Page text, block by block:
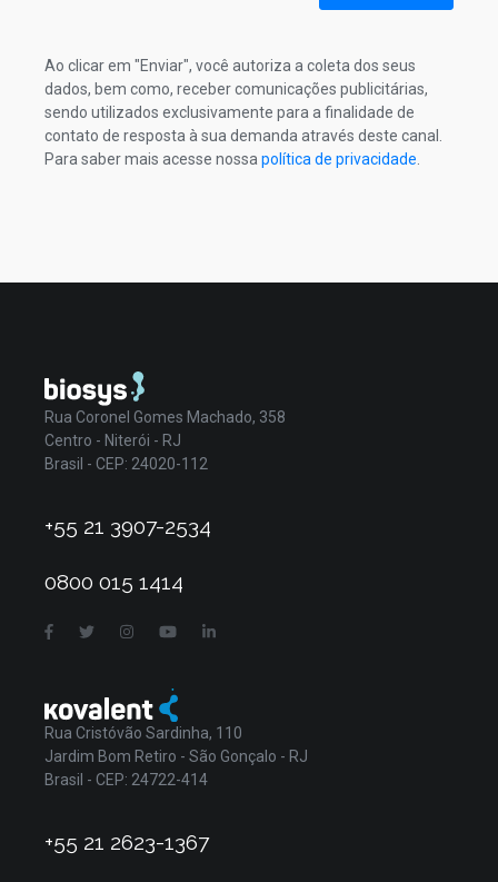
Ao clicar em "Enviar", você autoriza a coleta dos seus
dados, bem como, receber comunicações publicitárias,
sendo utilizados exclusivamente para a finalidade de
contato de resposta à sua demanda através deste canal.
Para saber mais acesse nossa política de privacidade
Rua Coronel Gomes Machado, 358
Centro - Niterói - RJ
Brasil - CEP: 24020-112
+55 21 3907-2534
0800 015 1414
Rua Cristóvão Sardinha, 110
Jardim Bom Retiro - São Gonçalo - RJ
Brasil - CEP: 24722-414
+55 21 2623-1367